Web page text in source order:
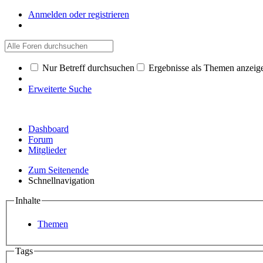
Anmelden oder registrieren
Nur Betreff durchsuchen Ergebnisse als Themen
Erweiterte Suche
Dashboard
Forum
Mitglieder
Zum Seitenende
Schnellnavigation
Inhalte
Themen
Tags